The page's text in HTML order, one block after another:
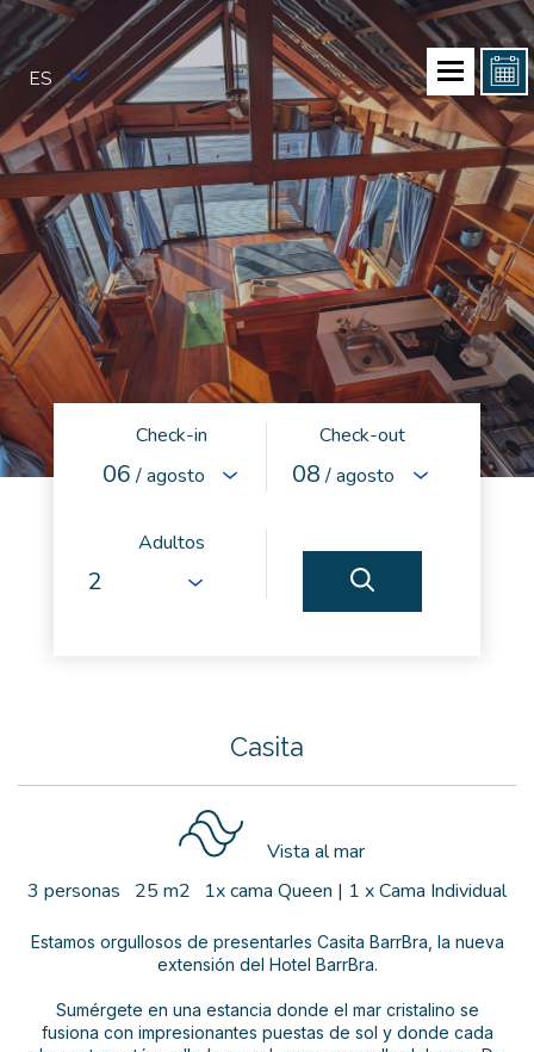
ES
Check-in
06 / agosto
Check-out
08 / agosto
Adultos
Casita
Vista al mar
3 personas
25 m2 1x cama Queen | 1 x Cama Individual
Estamos orgullosos de presentarles Casita BarrBra, la nueva
extensión del Hotel BarrBra.
Sumérgete en una estancia donde el mar cristalino se
fusiona con impresionantes puestas de sol y donde cada